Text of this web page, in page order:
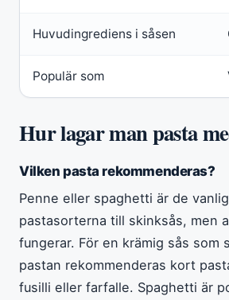
Huvudingrediens i såsen
Populär som
Hur lagar man pasta
Vilken pasta rekommenderas?
Penne eller spaghetti är de
pastasorterna till skinksås, men
fungerar. För en krämig sås som
pastan rekommenderas kort
fusilli eller farfalle. Spaghetti är